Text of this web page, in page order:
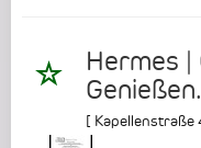
Hermes |
Genießen.
[ Kapellenstraße